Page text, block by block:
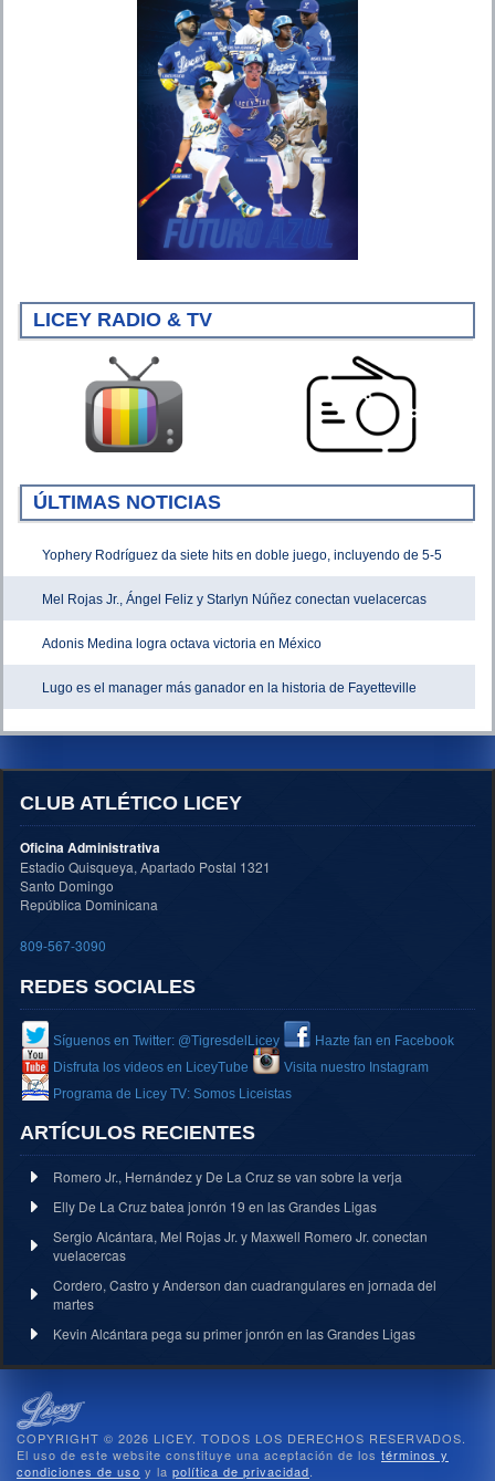
LICEY RADIO & TV
ÚLTIMAS NOTICIAS
Yophery Rodríguez da siete hits en doble juego, incluyendo de 5-5
Mel Rojas Jr., Ángel Feliz y Starlyn Núñez conectan vuelacercas
Adonis Medina logra octava victoria en México
Lugo es el manager más ganador en la historia de Fayetteville
CLUB ATLÉTICO LICEY
Oficina Administrativa
Estadio Quisqueya, Apartado Postal 1321
Santo Domingo
República Dominicana
809-567-3090
REDES SOCIALES
Síguenos en Twitter: @TigresdelLicey
Hazte fan en Facebook
Disfruta los videos en LiceyTube
Visita nuestro Instagram
Programa de Licey TV: Somos Liceistas
ARTÍCULOS RECIENTES
Romero Jr., Hernández y De La Cruz se van sobre la verja
Elly De La Cruz batea jonrón 19 en las Grandes Ligas
Sergio Alcántara, Mel Rojas Jr. y Maxwell Romero Jr. conectan
vuelacercas
Cordero, Castro y Anderson dan cuadrangulares en jornada del
martes
Kevin Alcántara pega su primer jonrón en las Grandes Ligas
COPYRIGHT © 2026 LICEY. TODOS LOS DERECHOS RESERVADOS.
El uso de este website constituye una aceptación de los términos y
condiciones de uso y la política de privacidad